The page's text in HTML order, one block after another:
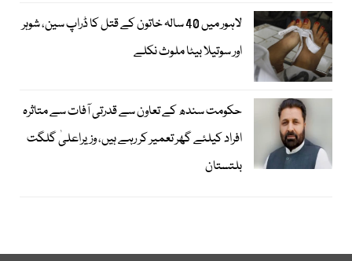
لاہور میں 40 سالہ خاتون کے قتل کا ڈراپ سین، شوہر
اور سوتیلا بیٹا ملوث نکلے
حکومت سندھ کے تعاون سے قدرتی آفات سے متاثرہ
افراد کیلئے گھر تعمیر کر رہے ہیں، وزیراعلیٰ گلگت
بلتستان